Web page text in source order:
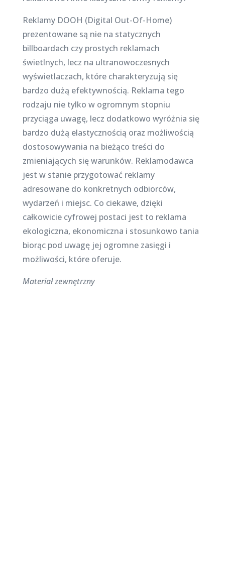
Reklamy DOOH (Digital Out-Of-Home)
prezentowane są nie na statycznych
billboardach czy prostych reklamach
świetlnych, lecz na ultranowoczesnych
wyświetlaczach, które charakteryzują się
bardzo dużą efektywnością. Reklama tego
rodzaju nie tylko w ogromnym stopniu
przyciąga uwagę, lecz dodatkowo wyróżnia się
bardzo dużą elastycznością oraz możliwością
dostosowywania na bieżąco treści do
zmieniających się warunków. Reklamodawca
jest w stanie przygotować reklamy
adresowane do konkretnych odbiorców,
wydarzeń i miejsc. Co ciekawe, dzięki
całkowicie cyfrowej postaci jest to reklama
ekologiczna, ekonomiczna i stosunkowo tania
biorąc pod uwagę jej ogromne zasięgi i
możliwości, które oferuje.
Materiał zewnętrzny